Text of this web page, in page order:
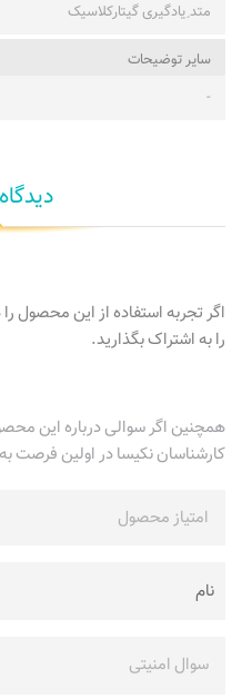
متد ِیادگیری گیتارکلاسیک
ساير توضيحات
-
اگر تجربه استفاده از این محصول
را به اشتراک بگذارید.
همچنین اگر سوالی درباره این
کارشناسان نکیسا در اولین فرصت
امتیاز محصول
سوال امنیتی